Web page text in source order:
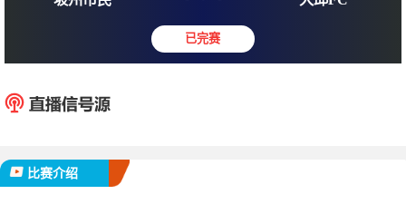
2026-06-05 18:30:00
0 : 0
比赛介绍